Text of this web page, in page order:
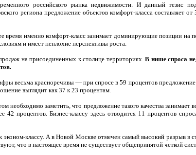
российского рынка недвижимости. И данный тезис
региона предложение объектов комфорт-класса составляет
именно комфорт-класс занимает доминирующие позиции на
и имеет неплохие перспективы роста.
на присоединенных к столице территориях. В нише спроса
весьма красноречивы — при спросе в 59 процентов
выглядит как 37 к 23 процентам.
необходимо заметить, что предложение такого качества
42 процентов. Бизнес-классу здесь отводится 11 процентов
классу. А в Новой Москве отмечен самый высокий разрыв в
что в настоящее время не существует общепринятой четкой